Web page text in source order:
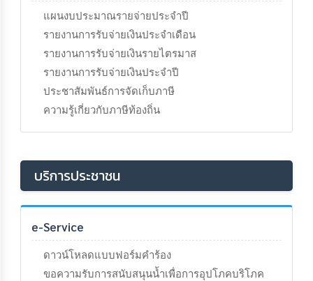
แผนงบประมาณรายจ่ายประจำปี
รายงานการรับจ่ายเงินประจำเดือน
รายงานการรับจ่ายเงินรายไตรมาส
รายงานการรับจ่ายเงินประจำปี
ประชาสัมพันธ์การจัดเก็บภาษี
ความรู้เกี่ยวกับภาษีท้องถิ่น
บริการประชาชน
e-Service
ดาวน์โหลดแบบฟอร์มคำร้อง
ขอความรับการสนับสนุนน้ำเพื่อการอุปโภคบริโภค